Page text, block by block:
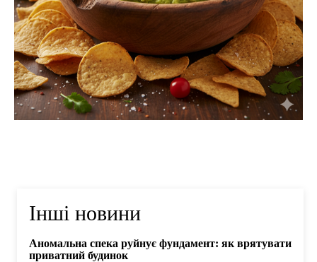
Інші новини
Аномальна спека руйнує фундамент: як врятувати
приватний будинок